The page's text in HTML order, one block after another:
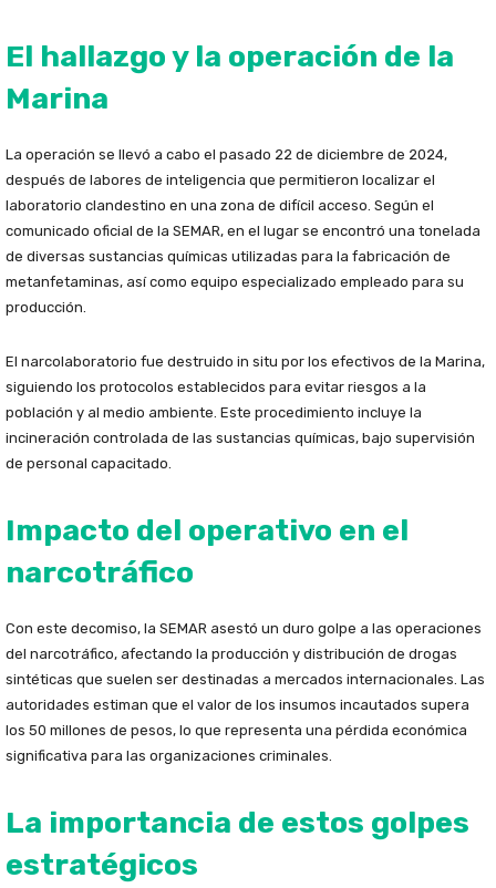
El hallazgo y la operación de la
Marina
La operación se llevó a cabo el pasado 22 de diciembre de 2024,
después de labores de inteligencia que permitieron localizar el
laboratorio clandestino en una zona de difícil acceso. Según el
comunicado oficial de la SEMAR, en el lugar se encontró una tonelada
de diversas sustancias químicas utilizadas para la fabricación de
metanfetaminas, así como equipo especializado empleado para su
producción.
El narcolaboratorio fue destruido in situ por los efectivos de la Marina,
siguiendo los protocolos establecidos para evitar riesgos a la
población y al medio ambiente. Este procedimiento incluye la
incineración controlada de las sustancias químicas, bajo supervisión
de personal capacitado.
Impacto del operativo en el
narcotráfico
Con este decomiso, la SEMAR asestó un duro golpe a las operaciones
del narcotráfico, afectando la producción y distribución de drogas
sintéticas que suelen ser destinadas a mercados internacionales. Las
autoridades estiman que el valor de los insumos incautados supera
los 50 millones de pesos, lo que representa una pérdida económica
significativa para las organizaciones criminales.
La importancia de estos golpes
estratégicos